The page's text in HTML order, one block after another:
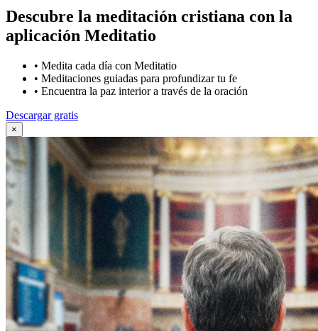
Descubre la meditación cristiana con la
aplicación Meditatio
• Medita cada día con Meditatio
• Meditaciones guiadas para profundizar tu fe
• Encuentra la paz interior a través de la oración
Descargar gratis
×